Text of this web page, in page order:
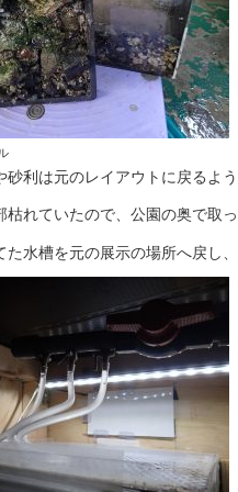
利は元のレイアウトに戻るよ
枯れていたので、公園の奥で取
た水槽を元の展示の場所へ戻し